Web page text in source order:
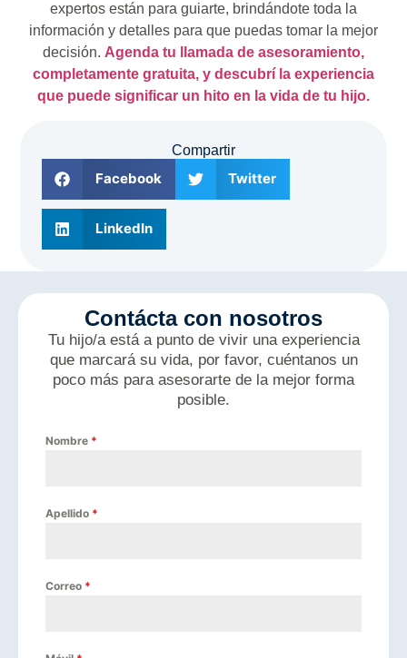
expertos están para guiarte, brindándote toda la
información y detalles para que puedas tomar la mejor
decisión. Agenda tu llamada de asesoramiento,
completamente gratuita, y descubrí la experiencia
que puede significar un hito en la vida de tu hijo.
Compartir
Facebook Twitter
LinkedIn
Contácta con nosotros
Tu hijo/a está a punto de vivir una experiencia
que marcará su vida, por favor, cuéntanos un
poco más para asesorarte de la mejor forma
posible.
Nombre *
Apellido *
Correo *